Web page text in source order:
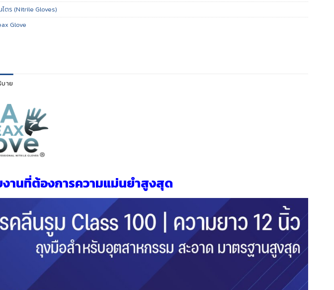
ไตร (Nitrile Gloves)
Glove
าย
านที่ต้องการความแม่นยำสูงสุด